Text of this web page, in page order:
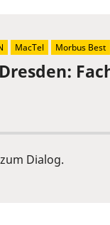
Dialog.
MacTel Morbus Best